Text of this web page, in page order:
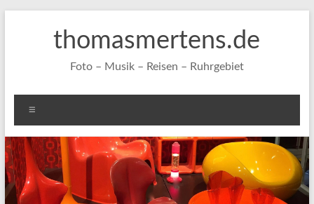
thomasmertens.de
Foto – Musik – Reisen – Ruhrgebiet